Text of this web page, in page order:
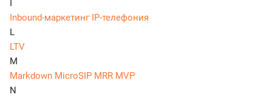
Inbound-маркетинг IP-телефония
L
LTV
M
Markdown MicroSIP MRR MVP
N